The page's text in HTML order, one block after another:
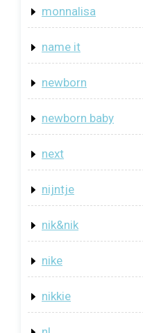
monnalisa
name it
newborn
newborn baby
next
nijntje
nik&nik
nike
nikkie